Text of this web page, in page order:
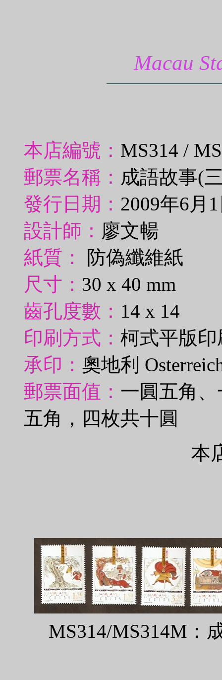
Macau
本店編號： MS314 /
郵票名稱： 成語故事(
發行日期： 2009年6月
設計師： 廖文暢
紙質：
防偽纖維紙
尺寸： 30 x 40 mm
齒孔度數： 14 x 14
印刷方式： 柯式平版印
承印： 奧地利
郵票面值： 一圓五角
五角，四枚共十圓
本
MS314/MS314M：